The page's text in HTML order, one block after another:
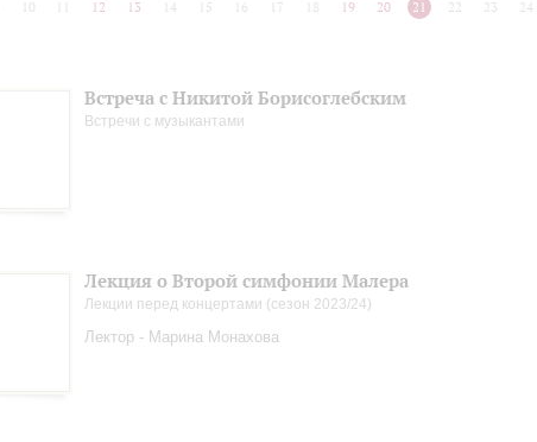
10 12 13 14 15 16 17 18 19 20 21 22 23 24
Встреча с Никитой Борисоглебским
Встречи с музыкантами
Лекция о Второй симфонии Малера
Лекции перед концертами (сезон 2023/24)
Лектор - Марина Монахова